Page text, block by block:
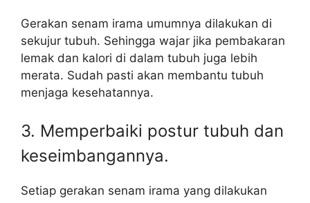
Gerakan senam irama umumnya dilakukan di
sekujur tubuh. Sehingga wajar jika pembakaran
lemak dan kalori di dalam tubuh juga lebih
merata. Sudah pasti akan membantu tubuh
menjaga kesehatannya.
3. Memperbaiki postur tubuh dan
keseimbangannya.
Setiap gerakan senam irama yang dilakukan